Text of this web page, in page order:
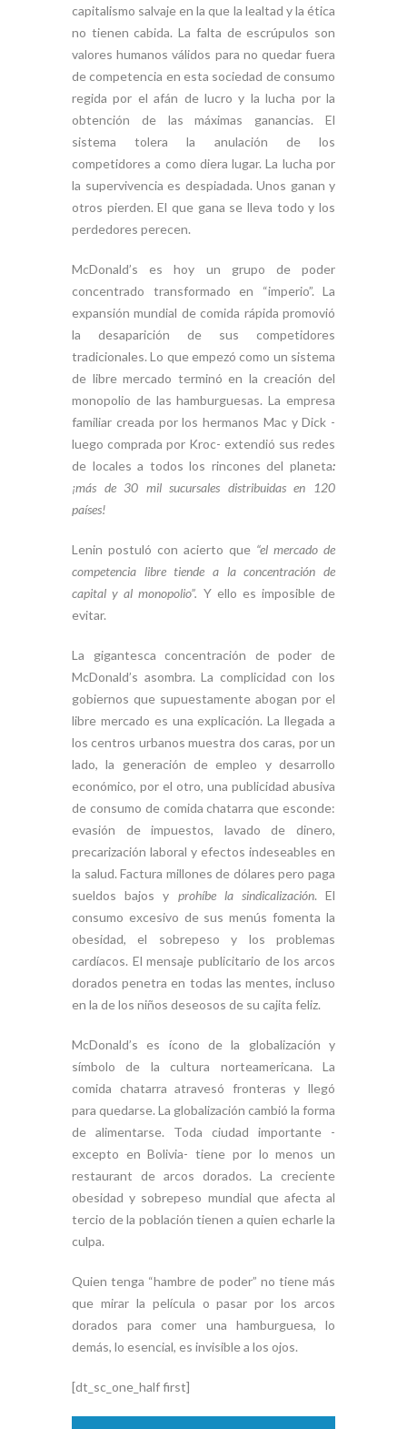
capitalismo salvaje en la que la lealtad y la ética
no tienen cabida. La falta de escrúpulos son
valores humanos válidos para no quedar fuera
de competencia en esta sociedad de consumo
regida por el afán de lucro y la lucha por la
obtención de las máximas ganancias. El
sistema tolera la anulación de los
competidores a como diera lugar. La lucha por
la supervivencia es despiadada. Unos ganan y
otros pierden. El que gana se lleva todo y los
perdedores perecen.
McDonald’s es hoy un grupo de poder
concentrado transformado en “imperio”. La
expansión mundial de comida rápida promovió
la desaparición de sus competidores
tradicionales. Lo que empezó como un sistema
de libre mercado terminó en la creación del
monopolio de las hamburguesas. La empresa
familiar creada por los hermanos Mac y Dick -
luego comprada por Kroc- extendió sus redes
de locales a todos los rincones del planeta:
¡más de 30 mil sucursales distribuidas en 120
países!
Lenin postuló con acierto que “el mercado de
competencia libre tiende a la concentración de
capital y al monopolio”. Y ello es imposible de
evitar.
La gigantesca concentración de poder de
McDonald’s asombra. La complicidad con los
gobiernos que supuestamente abogan por el
libre mercado es una explicación. La llegada a
los centros urbanos muestra dos caras, por un
lado, la generación de empleo y desarrollo
económico, por el otro, una publicidad abusiva
de consumo de comida chatarra que esconde:
evasión de impuestos, lavado de dinero,
precarización laboral y efectos indeseables en
la salud. Factura millones de dólares pero paga
sueldos bajos y prohíbe la sindicalización. El
consumo excesivo de sus menús fomenta la
obesidad, el sobrepeso y los problemas
cardíacos. El mensaje publicitario de los arcos
dorados penetra en todas las mentes, incluso
en la de los niños deseosos de su cajita feliz.
McDonald’s es ícono de la globalización y
símbolo de la cultura norteamericana. La
comida chatarra atravesó fronteras y llegó
para quedarse. La globalización cambió la forma
de alimentarse. Toda ciudad importante -
excepto en Bolivia- tiene por lo menos un
restaurant de arcos dorados. La creciente
obesidad y sobrepeso mundial que afecta al
tercio de la población tienen a quien echarle la
culpa.
Quien tenga “hambre de poder” no tiene más
que mirar la película o pasar por los arcos
dorados para comer una hamburguesa, lo
demás, lo esencial, es invisible a los ojos.
[dt_sc_one_half first]